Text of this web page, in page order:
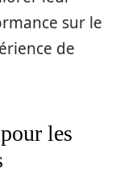
sur le
de
les